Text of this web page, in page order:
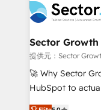
empresas em 13
a maior parceira
líder no ranking
HubSpot.
businesses. Our teams are based in North America
and APAC. We are HubSpot's top-ranked Advanced
Implementation
to their advisory council. We strive
with good
brands. You can
Sector
提供元：Sector
🚀 Why Sector
HubSpot to
HubSpot Experts: